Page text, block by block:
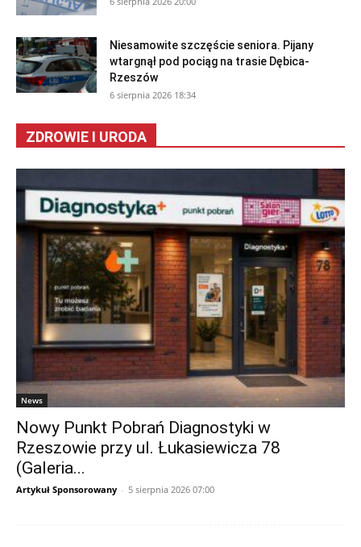
Niesamowite szczęście seniora. Pijany
wtargnął pod pociąg na trasie Dębica-
Rzeszów
6 sierpnia 2026 18:34
ZDROWIE I URODA
News
Nowy Punkt Pobrań Diagnostyki w
Rzeszowie przy ul. Łukasiewicza 78
(Galeria...
Artykuł Sponsorowany - 5 sierpnia 2026 07:00